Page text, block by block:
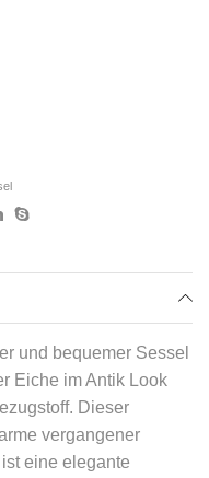
und bequemer Sessel
Eiche im Antik Look
Dieser
vergangener
eine elegante